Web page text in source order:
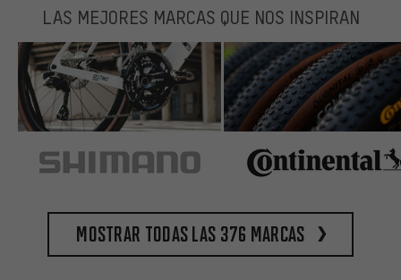
LAS MEJORES MARCAS QUE NOS INSPIRAN
Mostrar todas las 376 marcas